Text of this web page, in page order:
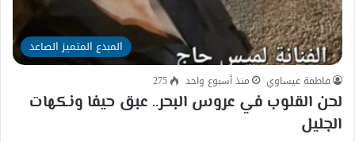
المبدع المتميز الصاعد
فاطمة عيساوي منذ أسبوع واحد 275
لحن القلوب في عروس البحر.. عبق حيفا ونكهات
الجليل